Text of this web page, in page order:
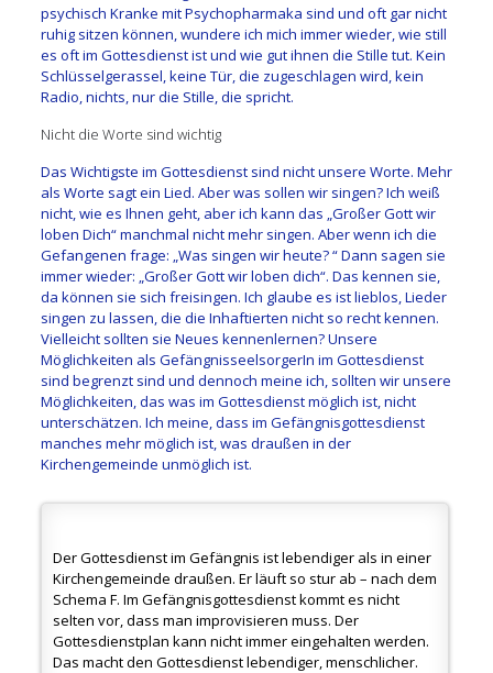
psychisch Kranke mit Psychopharmaka sind und oft gar nicht
ruhig sitzen können, wundere ich mich immer wieder, wie still
es oft im Gottesdienst ist und wie gut ihnen die Stille tut. Kein
Schlüsselgerassel, keine Tür, die zugeschlagen wird, kein
Radio, nichts, nur die Stille, die spricht.
Nicht die Worte sind wichtig
Das Wichtigste im Gottesdienst sind nicht unsere Worte. Mehr
als Worte sagt ein Lied. Aber was sollen wir singen? Ich weiß
nicht, wie es Ihnen geht, aber ich kann das „Großer Gott wir
loben Dich“ manchmal nicht mehr singen. Aber wenn ich die
Gefangenen frage: „Was singen wir heute? “ Dann sagen sie
immer wieder: „Großer Gott wir loben dich“. Das kennen sie,
da können sie sich freisingen. Ich glaube es ist lieblos, Lieder
singen zu lassen, die die Inhaftierten nicht so recht kennen.
Vielleicht sollten sie Neues kennenlernen? Unsere
Möglichkeiten als GefängnisseelsorgerIn im Gottesdienst
sind begrenzt sind und dennoch meine ich, sollten wir unsere
Möglichkeiten, das was im Gottesdienst möglich ist, nicht
unterschätzen. Ich meine, dass im Gefängnisgottesdienst
manches mehr möglich ist, was draußen in der
Kirchengemeinde unmöglich ist.
Der Gottesdienst im Gefängnis ist lebendiger als in einer
Kirchengemeinde draußen. Er läuft so stur ab – nach dem
Schema F. Im Gefängnisgottesdienst kommt es nicht
selten vor, dass man improvisieren muss. Der
Gottesdienstplan kann nicht immer eingehalten werden.
Das macht den Gottesdienst lebendiger, menschlicher.